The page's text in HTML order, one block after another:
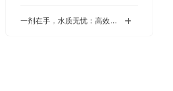
一剂在手，水质无忧：高效COD检测试剂